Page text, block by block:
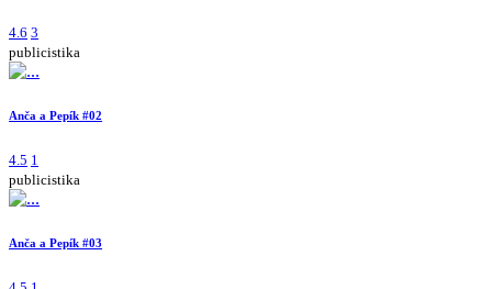
4.6 3
publicistika
Anča a Pepík #02
4.5 1
publicistika
Anča a Pepík #03